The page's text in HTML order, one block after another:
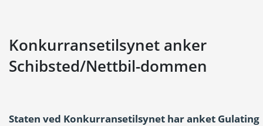
Konkurransetilsynet anker
Schibsted/Nettbil-dommen
Staten ved Konkurransetilsynet har anket Gulating